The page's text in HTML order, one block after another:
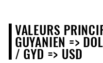
VALEURS
GUYANIEN =>
/ GYD => USD